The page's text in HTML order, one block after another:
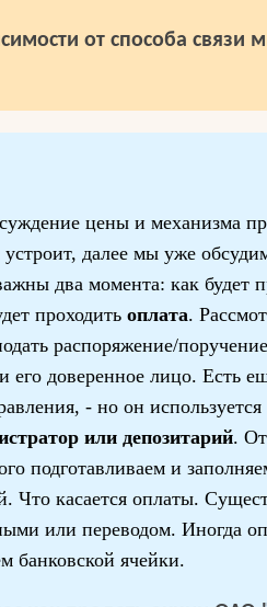
от способа связи
цены и механизма
далее мы уже
два момента: как будет
проходить оплата.
распоряжение/
его доверенное лицо. Есть
- но он
или депозитарий.
подготавливаем и
Что касается оплаты.
или переводом. Иногда
банковской ячейки.